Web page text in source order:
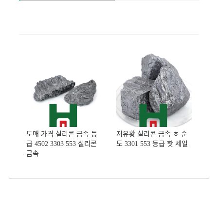
도매 가격 실리콘 금속 등
급 4502 3303 553 실리콘
금속
저유황 실리콘 금속 ㅎ 순
도 3301 553 등급 핫 세일